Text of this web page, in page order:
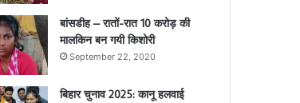
बांसडीह – रातों-रात 10 करोड़ की
मालकिन बन गयी किशोरी
September 22, 2020
बिहार चुनाव 2025: कानू हलवाई